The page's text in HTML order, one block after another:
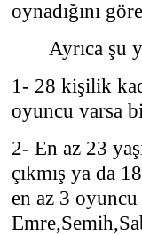
oynadığını
Ayrıca şu
1- 28 kişilik
oyuncu varsa
2- En az 23
çıkmış ya da
en az 3